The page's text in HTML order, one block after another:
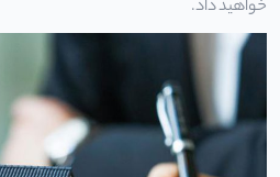
خواهید داد.